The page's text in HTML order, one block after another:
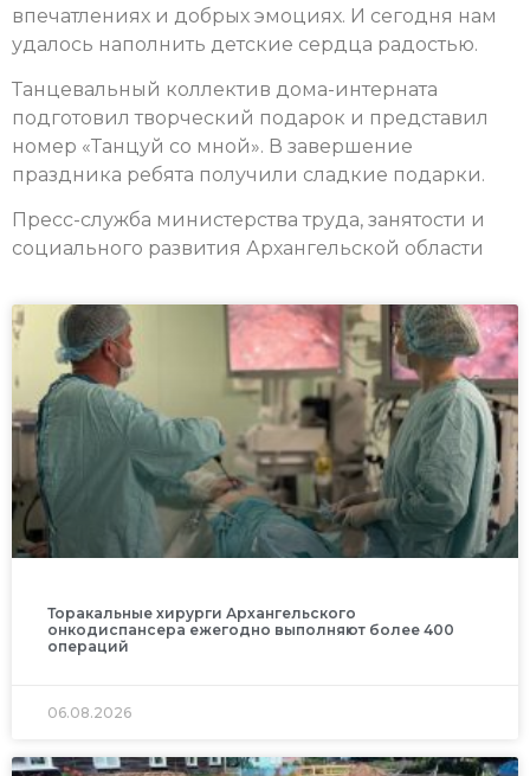
впечатлениях и добрых эмоциях. И сегодня нам
удалось наполнить детские сердца радостью.
Танцевальный коллектив дома-интерната
подготовил творческий подарок и представил
номер «Танцуй со мной». В завершение
праздника ребята получили сладкие подарки.
Пресс-служба министерства труда, занятости и
социального развития Архангельской области
Торакальные хирурги Архангельского
онкодиспансера ежегодно выполняют более 400
операций
06.08.2026